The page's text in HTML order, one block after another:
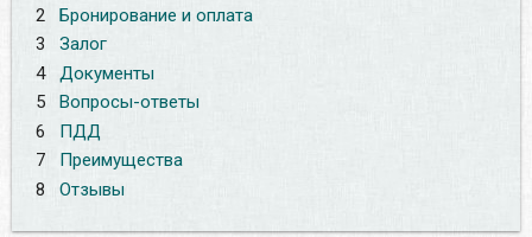
2
Бронирование и оплата
3
Залог
4
Документы
5
Вопросы-ответы
6
ПДД
7
Преимущества
8
Отзывы